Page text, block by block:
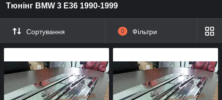
Тюнінг BMW 3 E36 1990-1999
Сортування 0 Фільтри